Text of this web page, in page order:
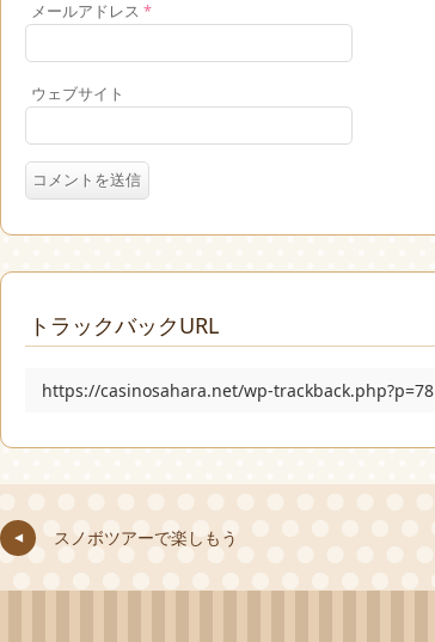
メールアドレス *
ウェブサイト
トラックバックURL
https://casinosahara.net/wp-trackback.php?p=78
スノボツアーで楽しもう